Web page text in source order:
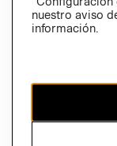
CAMBIAR REGIÓN
propiedad de H&M
nuestro aviso
información.